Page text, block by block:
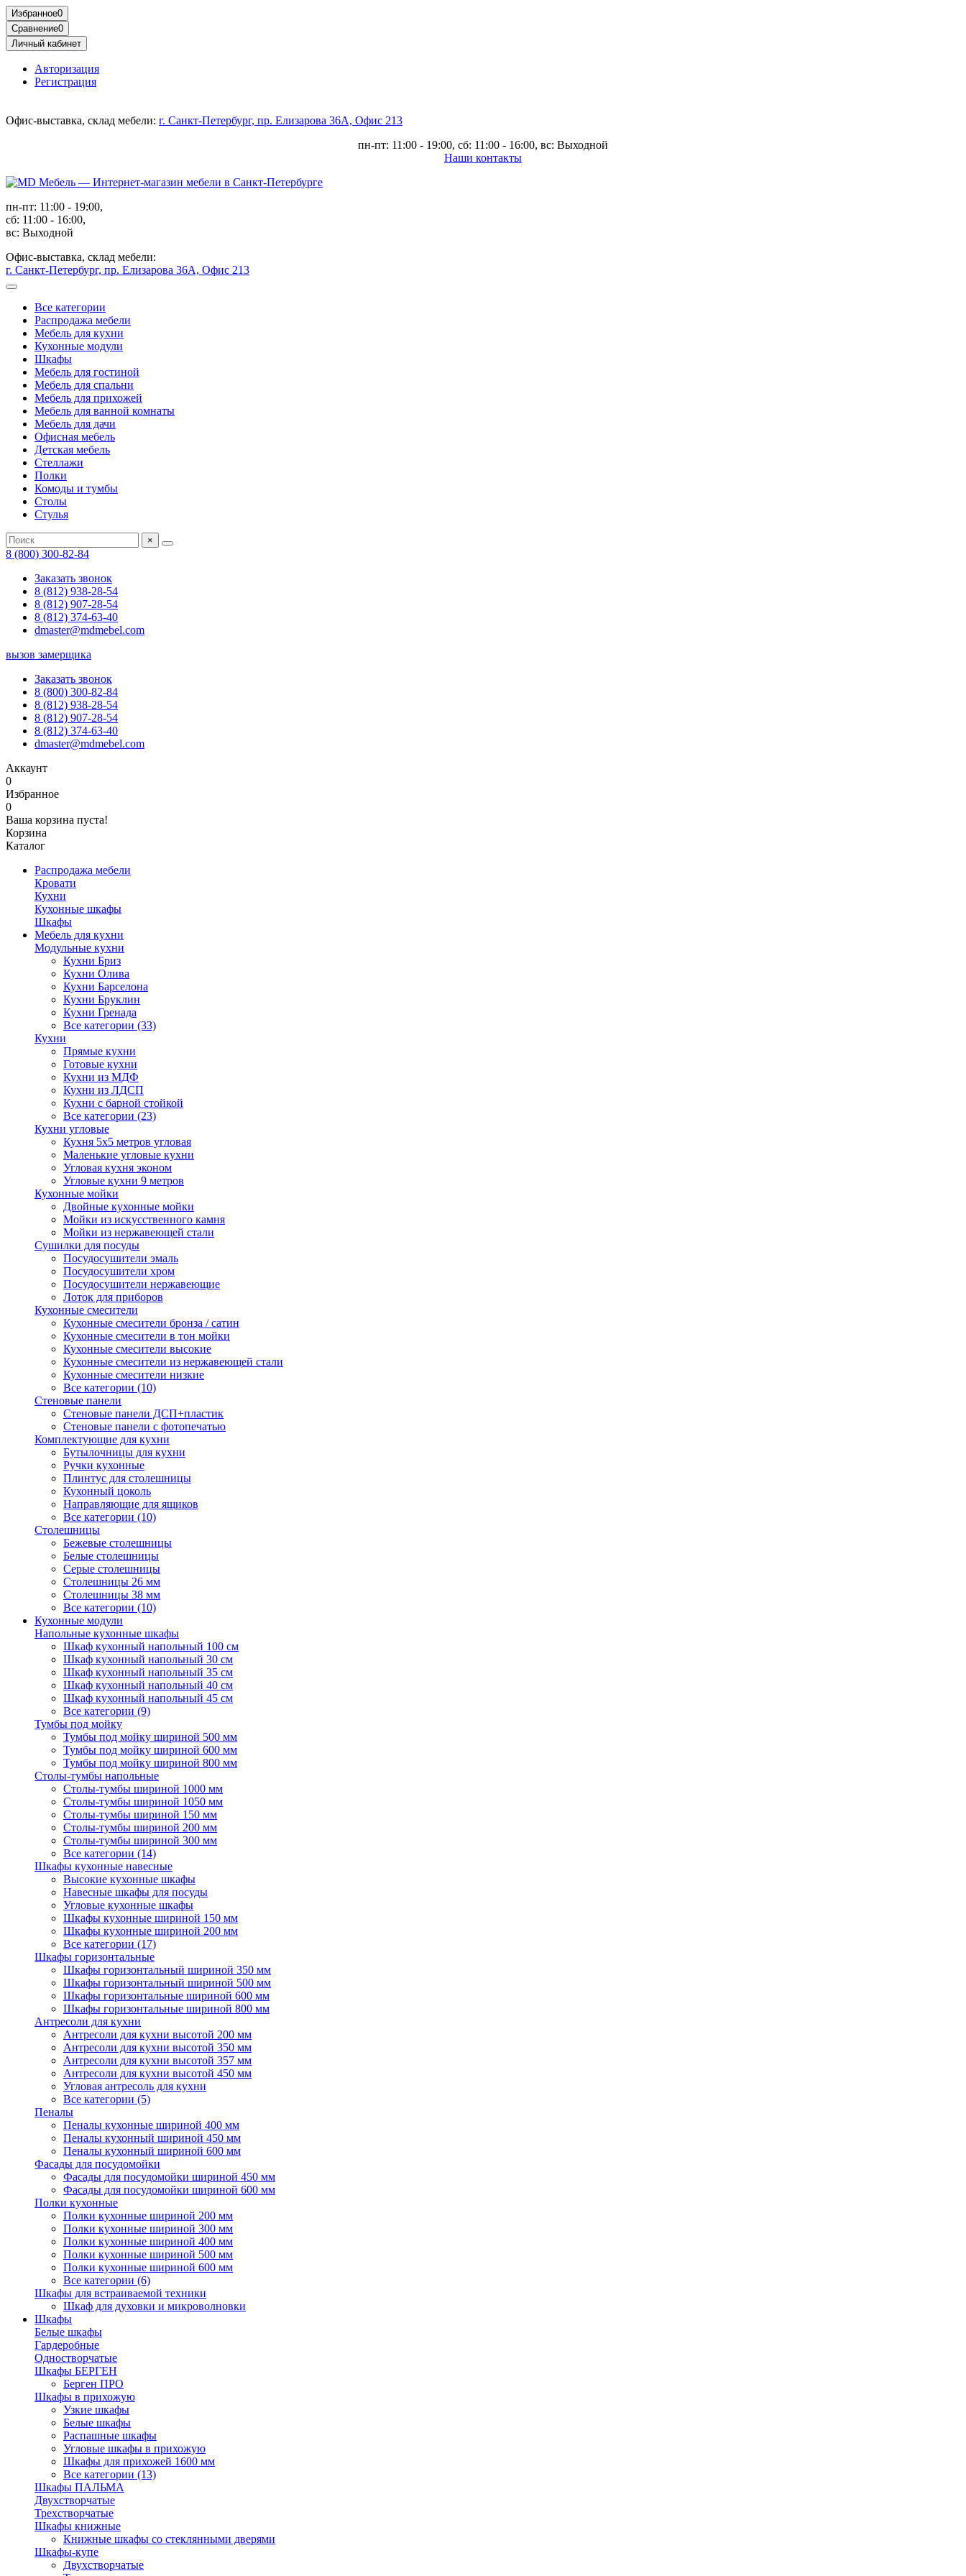
Избранное0
Сравнение0
Личный кабинет
Авторизация
Регистрация
Офис-выставка, склад мебели: г. Санкт-Петербург, пр. Елизарова 36А, Офис 213
пн-пт: 11:00 - 19:00, сб: 11:00 - 16:00, вс: Выходной
Наши контакты
пн-пт: 11:00 - 19:00,
сб: 11:00 - 16:00,
вс: Выходной
Офис-выставка, склад мебели:
г. Санкт-Петербург, пр. Елизарова 36А, Офис 213
Все категории
Распродажа мебели
Мебель для кухни
Кухонные модули
Шкафы
Мебель для гостиной
Мебель для спальни
Мебель для прихожей
Мебель для ванной комнаты
Мебель для дачи
Офисная мебель
Детская мебель
Стеллажи
Полки
Комоды и тумбы
Столы
Стулья
×
8 (800) 300-82-84
Заказать звонок
8 (812) 938-28-54
8 (812) 907-28-54
8 (812) 374-63-40
dmaster@mdmebel.com
вызов замерщика
Заказать звонок
8 (800) 300-82-84
8 (812) 938-28-54
8 (812) 907-28-54
8 (812) 374-63-40
dmaster@mdmebel.com
Аккаунт
0
Избранное
0
Ваша корзина пуста!
Корзина
Каталог
Распродажа мебели
Кровати
Кухни
Кухонные шкафы
Шкафы
Мебель для кухни
Модульные кухни
Кухни Бриз
Кухни Олива
Кухни Барселона
Кухни Бруклин
Кухни Гренада
Все категории (33)
Кухни
Прямые кухни
Готовые кухни
Кухни из МДФ
Кухни из ЛДСП
Кухни с барной стойкой
Все категории (23)
Кухни угловые
Кухня 5х5 метров угловая
Маленькие угловые кухни
Угловая кухня эконом
Угловые кухни 9 метров
Кухонные мойки
Двойные кухонные мойки
Мойки из искусственного камня
Мойки из нержавеющей стали
Сушилки для посуды
Посудосушители эмаль
Посудосушители хром
Посудосушители нержавеющие
Лоток для приборов
Кухонные смесители
Кухонные смесители бронза / сатин
Кухонные смесители в тон мойки
Кухонные смесители высокие
Кухонные смесители из нержавеющей стали
Кухонные смесители низкие
Все категории (10)
Стеновые панели
Стеновые панели ДСП+пластик
Стеновые панели с фотопечатью
Комплектующие для кухни
Бутылочницы для кухни
Ручки кухонные
Плинтус для столешницы
Кухонный цоколь
Направляющие для ящиков
Все категории (10)
Столешницы
Бежевые столешницы
Белые столешницы
Серые столешницы
Столешницы 26 мм
Столешницы 38 мм
Все категории (10)
Кухонные модули
Напольные кухонные шкафы
Шкаф кухонный напольный 100 см
Шкаф кухонный напольный 30 см
Шкаф кухонный напольный 35 см
Шкаф кухонный напольный 40 см
Шкаф кухонный напольный 45 см
Все категории (9)
Тумбы под мойку
Тумбы под мойку шириной 500 мм
Тумбы под мойку шириной 600 мм
Тумбы под мойку шириной 800 мм
Столы-тумбы напольные
Столы-тумбы шириной 1000 мм
Столы-тумбы шириной 1050 мм
Столы-тумбы шириной 150 мм
Столы-тумбы шириной 200 мм
Столы-тумбы шириной 300 мм
Все категории (14)
Шкафы кухонные навесные
Высокие кухонные шкафы
Навесные шкафы для посуды
Угловые кухонные шкафы
Шкафы кухонные шириной 150 мм
Шкафы кухонные шириной 200 мм
Все категории (17)
Шкафы горизонтальные
Шкафы горизонтальный шириной 350 мм
Шкафы горизонтальный шириной 500 мм
Шкафы горизонтальные шириной 600 мм
Шкафы горизонтальные шириной 800 мм
Антресоли для кухни
Антресоли для кухни высотой 200 мм
Антресоли для кухни высотой 350 мм
Антресоли для кухни высотой 357 мм
Антресоли для кухни высотой 450 мм
Угловая антресоль для кухни
Все категории (5)
Пеналы
Пеналы кухонные шириной 400 мм
Пеналы кухонный шириной 450 мм
Пеналы кухонный шириной 600 мм
Фасады для посудомойки
Фасады для посудомойки шириной 450 мм
Фасады для посудомойки шириной 600 мм
Полки кухонные
Полки кухонные шириной 200 мм
Полки кухонные шириной 300 мм
Полки кухонные шириной 400 мм
Полки кухонные шириной 500 мм
Полки кухонные шириной 600 мм
Все категории (6)
Шкафы для встраиваемой техники
Шкаф для духовки и микроволновки
Шкафы
Белые шкафы
Гардеробные
Одностворчатые
Шкафы БЕРГЕН
Берген ПРО
Шкафы в прихожую
Узкие шкафы
Белые шкафы
Распашные шкафы
Угловые шкафы в прихожую
Шкафы для прихожей 1600 мм
Все категории (13)
Шкафы ПАЛЬМА
Двухстворчатые
Трехстворчатые
Шкафы книжные
Книжные шкафы со стеклянными дверями
Шкафы-купе
Двухстворчатые